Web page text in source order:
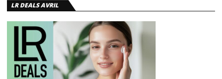
LR DEALS AVRIL